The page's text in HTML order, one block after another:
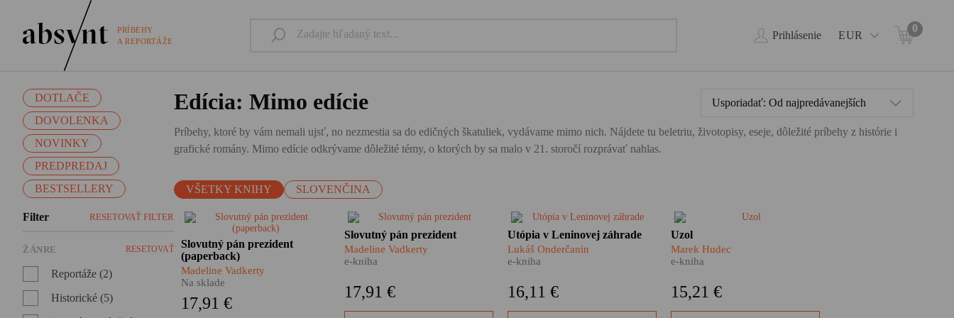
PRÍBEHY
A REPORTÁŽE
Prihlásenie EUR
0
DOTLAČE
DOVOLENKA
NOVINKY
PREDPREDAJ
BESTSELLERY
Filter RESETOVAŤ FILTER
ŽÁNRE RESETOVAŤ
Reportáže (2)
Historické (5)
Edícia: Mimo edície
Príbehy, ktoré by vám nemali ujsť, no nezmestia sa do edičných škatuliek, vydávame mimo nich. Nájdete tu beletriu, životopisy, eseje, dôležité príbehy z histórie i
grafické romány. Mimo edície odkrývame dôležité témy, o ktorých by sa malo v 21. storočí rozprávať nahlas.
VŠETKY KNIHY SLOVENČINA
Usporiadať: Od najpredávanejších
Zúfalí ľudia píšu prezidentovi
Tisovi. Žiadajú ho o pomoc. O
záchranu života. A čo na to on?
Američanka Madeline Vadkerty
vypátrala v slovenských
listov adresovaných
Slovutný pán prezident
(paperback)
Madeline Vadkerty
Na sklade
17,91 €
Zúfalí ľudia píšu prezidentovi
Tisovi. Žiadajú ho o pomoc. O
záchranu života. A čo na to on?
archívoch stovky osobných
Slovutný pán prezident
Madeline Vadkerty
e-kniha
17,91 €
Nie je to žiadna fatamorgána –
pred očami sa im skutočne
črtajú obrysy vysnívaného raja.
vyrážajú za volaním svojho
Utópia v Leninovej záhrade
Lukáš Onderčanin
e-kniha
16,11 €
Hlavnou postavou tejto knihy
je mesto. Spálené mesto. Mesto
z prachu, popola a ruín. Marek
skúma rany, ktoré na Nových
Uzol
Marek Hudec
e-kniha
15,21 €